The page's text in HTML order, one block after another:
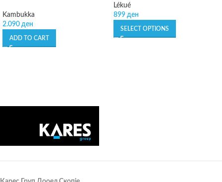
Kambukka
2.090 ден
ADD TO CART
Lékué
899 ден
SELECT OPTIONS